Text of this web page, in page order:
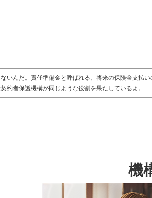
いんだ。責任準備金と呼ばれる、将来の保険金支払
約者保護機構が同じような役割を果たしているよ。
機